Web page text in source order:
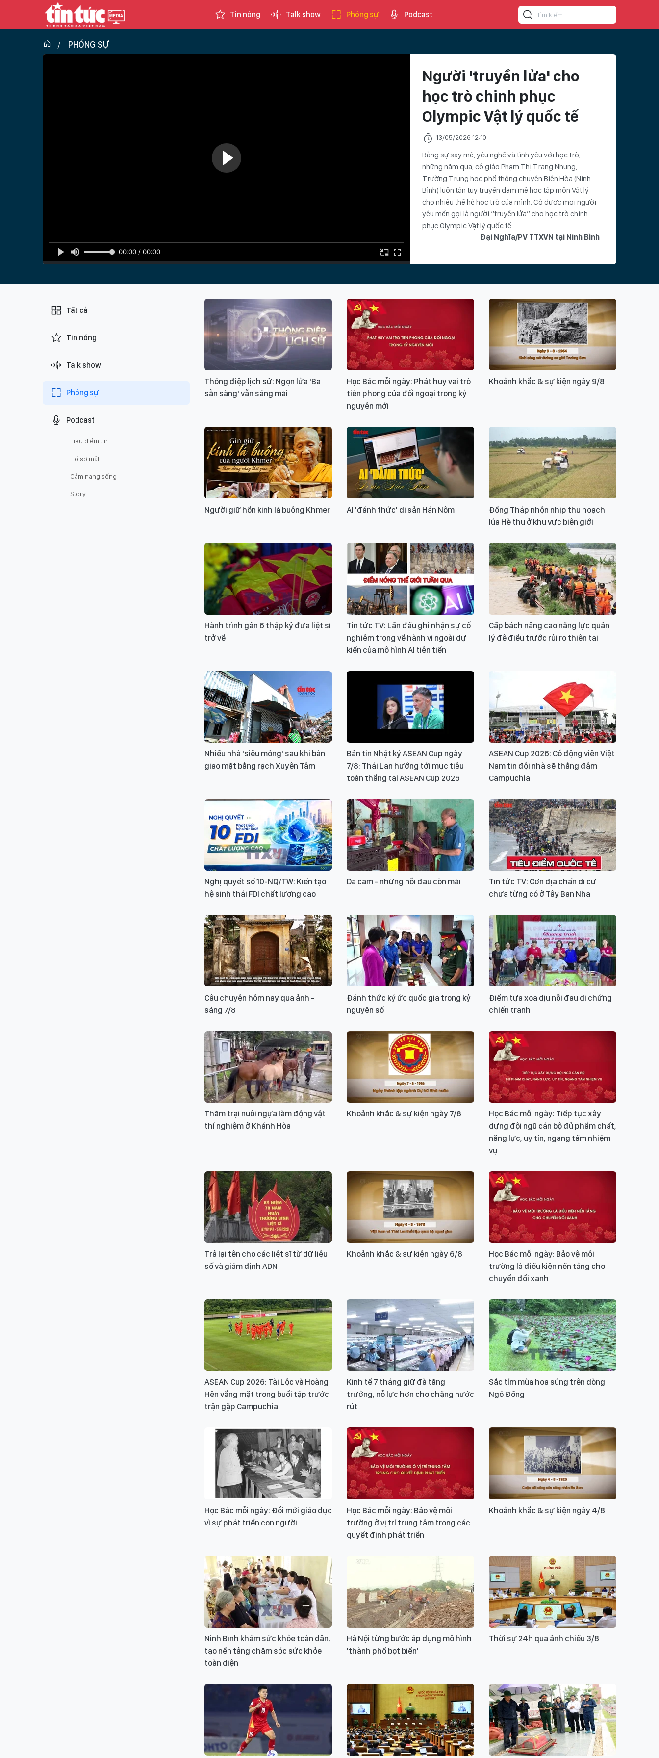
Tin nóng Talk show Phóng sự Podcast
PHÓNG SỰ
00:00 / 00:00
Người 'truyền lửa' cho
học trò chinh phục
Olympic Vật lý quốc tế
13/05/2026 12:10
Bằng sự say mê, yêu nghề và tình yêu với học trò,
những năm qua, cô giáo Phạm Thị Trang Nhung,
Trường Trung học phổ thông chuyên Biên Hòa (Ninh
Bình) luôn tận tụy truyền đam mê học tập môn Vật lý
cho nhiều thế hệ học trò của mình. Cô được mọi người
yêu mến gọi là người “truyền lửa” cho học trò chinh
phục Olympic Vật lý quốc tế.
Đại Nghĩa/PV TTXVN tại Ninh Bình
Phạm Thị Trang Nhung
Trường THPT chuyên Biên Hòa Ninh Bình môn Vật lý
người truyền lửa Olympic Vật lý quốc tế
Ý KIẾN BẠN ĐỌC
Xin vui lòng gõ tiếng Việt có dấu GỬI BÌNH LUẬN
Tất cả
Tin nóng
Talk show
Phóng sự
Podcast
Tiêu điểm tin
Hồ sơ mật
Cẩm nang sống
Story
Thông điệp lịch sử: Ngọn lửa 'Ba
sẵn sàng' vẫn sáng mãi
Học Bác mỗi ngày: Phát huy vai trò
tiên phong của đối ngoại trong kỷ
nguyên mới
Khoảnh khắc & sự kiện ngày 9/8
Người giữ hồn kinh lá buông Khmer AI 'đánh thức' di sản Hán Nôm
Đồng Tháp nhộn nhịp thu hoạch
lúa Hè thu ở khu vực biên giới
Hành trình gần 6 thập kỷ đưa liệt sĩ
trở về
Tin tức TV: Lần đầu ghi nhận sự cố
nghiêm trọng về hành vi ngoài dự
kiến của mô hình AI tiên tiến
Cấp bách nâng cao năng lực quản
lý đê điều trước rủi ro thiên tai
Nhiều nhà 'siêu mỏng' sau khi bàn
giao mặt bằng rạch Xuyên Tâm
Bản tin Nhật ký ASEAN Cup ngày
7/8: Thái Lan hướng tới mục tiêu
toàn thắng tại ASEAN Cup 2026
ASEAN Cup 2026: Cổ động viên Việt
Nam tin đội nhà sẽ thắng đậm
Campuchia
Nghị quyết số 10-NQ/TW: Kiến tạo
hệ sinh thái FDI chất lượng cao
Da cam - những nỗi đau còn mãi
Tin tức TV: Cơn địa chấn di cư
chưa từng có ở Tây Ban Nha
Câu chuyện hôm nay qua ảnh -
sáng 7/8
Đánh thức ký ức quốc gia trong kỷ
nguyên số
Điểm tựa xoa dịu nỗi đau di chứng
chiến tranh
Thăm trại nuôi ngựa làm động vật
thí nghiệm ở Khánh Hòa
Khoảnh khắc & sự kiện ngày 7/8
Học Bác mỗi ngày: Tiếp tục xây
dựng đội ngũ cán bộ đủ phẩm chất,
năng lực, uy tín, ngang tầm nhiệm
vụ
Trả lại tên cho các liệt sĩ từ dữ liệu
số và giám định ADN
Khoảnh khắc & sự kiện ngày 6/8
Học Bác mỗi ngày: Bảo vệ môi
trường là điều kiện nền tảng cho
chuyển đổi xanh
ASEAN Cup 2026: Tài Lộc và Hoàng
Hên vắng mặt trong buổi tập trước
trận gặp Campuchia
Kinh tế 7 tháng giữ đà tăng
trưởng, nỗ lực hơn cho chặng nước
rút
Sắc tím mùa hoa súng trên dòng
Ngô Đồng
Học Bác mỗi ngày: Đổi mới giáo dục
vì sự phát triển con người
Học Bác mỗi ngày: Bảo vệ môi
trường ở vị trí trung tâm trong các
quyết định phát triển
Khoảnh khắc & sự kiện ngày 4/8
Ninh Bình khám sức khỏe toàn dân,
tạo nền tảng chăm sóc sức khỏe
toàn diện
Hà Nội từng bước áp dụng mô hình
'thành phố bọt biển'
Thời sự 24h qua ảnh chiều 3/8